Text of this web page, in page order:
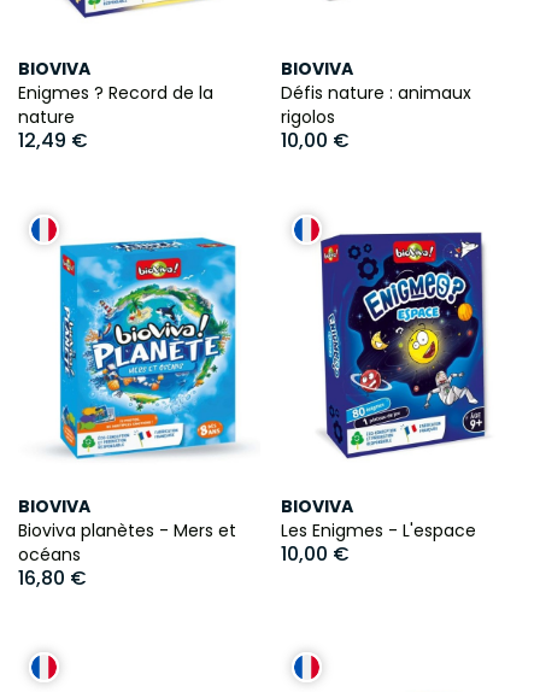
BIOVIVA
Enigmes ? Record de la
nature
12,49 €
BIOVIVA
Défis nature : animaux
rigolos
10,00 €
BIOVIVA
Bioviva planètes - Mers et
océans
16,80 €
BIOVIVA
Les Enigmes - L'espace
10,00 €